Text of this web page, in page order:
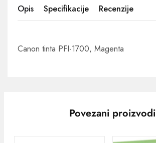
Opis Specifikacije Recenzije
Canon tinta PFI-1700, Magenta
Povezani proizvodi